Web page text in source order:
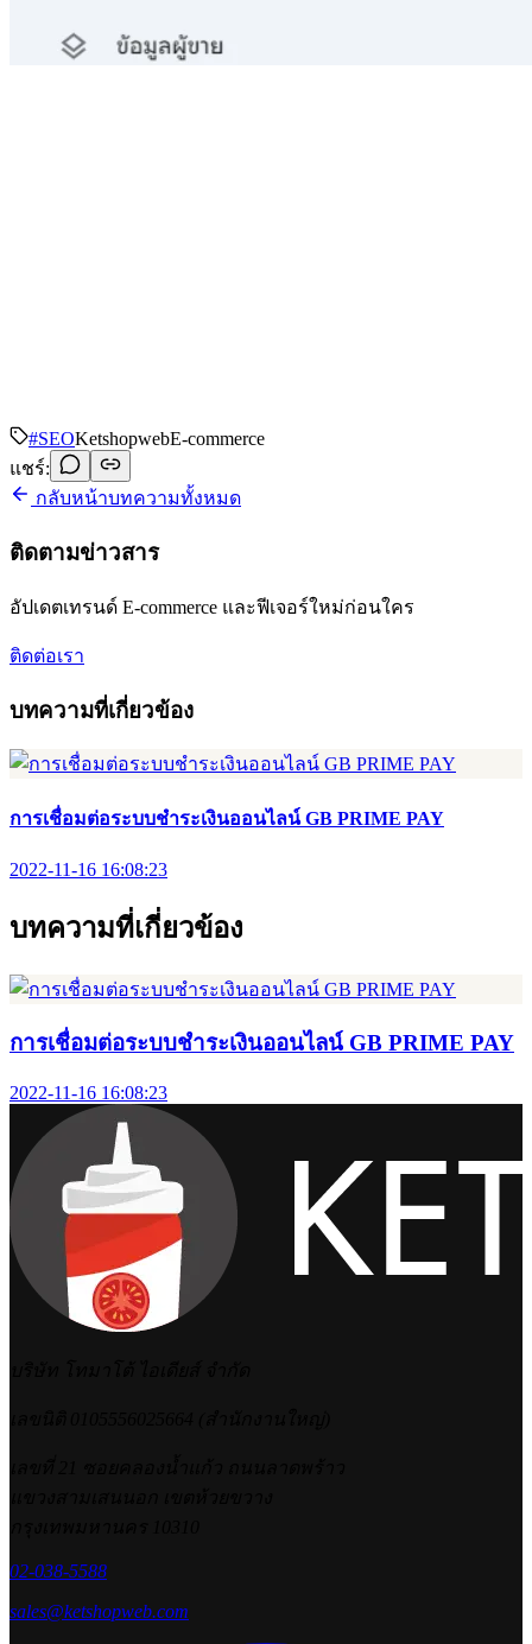
#SEOKetshopwebE-commerce
แชร์:
กลับหน้าบทความทั้งหมด
ติดตามข่าวสาร
อัปเดตเทรนด์ E-commerce และฟีเจอร์ใหม่ก่อนใคร
ติดต่อเรา
บทความที่เกี่ยวข้อง
การเชื่อมต่อระบบชำระเงินออนไลน์ GB PRIME PAY
2022-11-16 16:08:23
บทความที่เกี่ยวข้อง
การเชื่อมต่อระบบชำระเงินออนไลน์ GB PRIME PAY
2022-11-16 16:08:23
02-038-5588
sales@ketshopweb.com